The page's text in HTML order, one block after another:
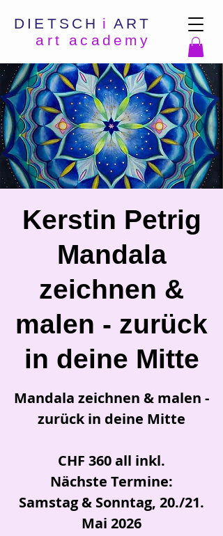
DIETSCH i ART
art academy
Kerstin Petrig
Mandala
zeichnen &
malen - zurück
in deine Mitte
Mandala zeichnen & malen -
zurück in deine Mitte
CHF 360 all inkl.
Nächste Termine:
Samstag & Sonntag, 20./21.
Mai 2026